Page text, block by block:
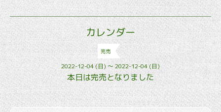
カレンダー
完売
2022-12-04 (日) ～ 2022-12-04 (日)
本日は完売となりました